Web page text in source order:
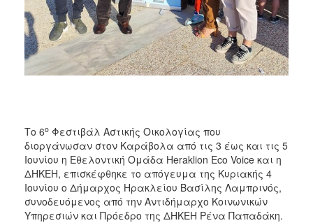
ΗΡΑΚΛΕΙΟ
Το 6ο Φεστιβάλ Αστικής Οικολογίας που
διοργάνωσαν στον Καράβολα από τις 3 έως και τις 5
Ιουνίου η Εθελοντική Ομάδα Heraklion Eco Voice και η
ΔΗΚΕΗ, επισκέφθηκε το απόγευμα της Κυριακής 4
Ιουνίου ο Δήμαρχος Ηρακλείου Βασίλης Λαμπρινός,
συνοδευόμενος από την Αντιδήμαρχο Κοινωνικών
Υπηρεσιών και Πρόεδρο της ΔΗΚΕΗ Ρένα Παπαδάκη.